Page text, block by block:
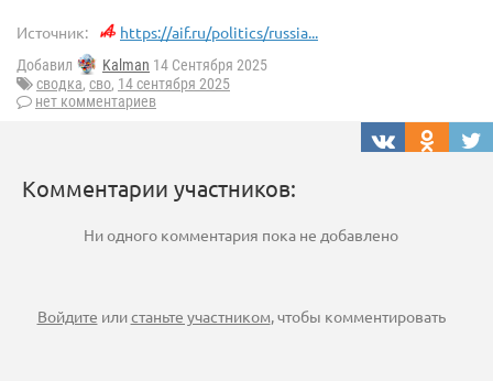
Источник: https://aif.ru/politics/russia...
Добавил Kalman 14 Сентября 2025
сводка, сво, 14 сентября 2025
нет комментариев
Комментарии участников:
Ни одного комментария пока не добавлено
Войдите илистаньте участником, чтобы комментировать